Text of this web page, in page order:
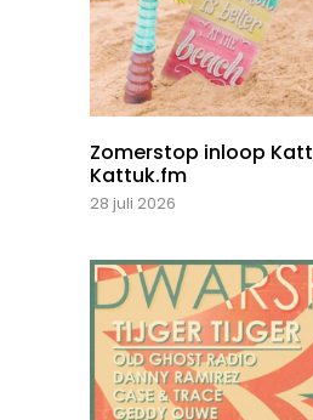
Zomerstop inloop
Kattuk.fm
28 juli 2026